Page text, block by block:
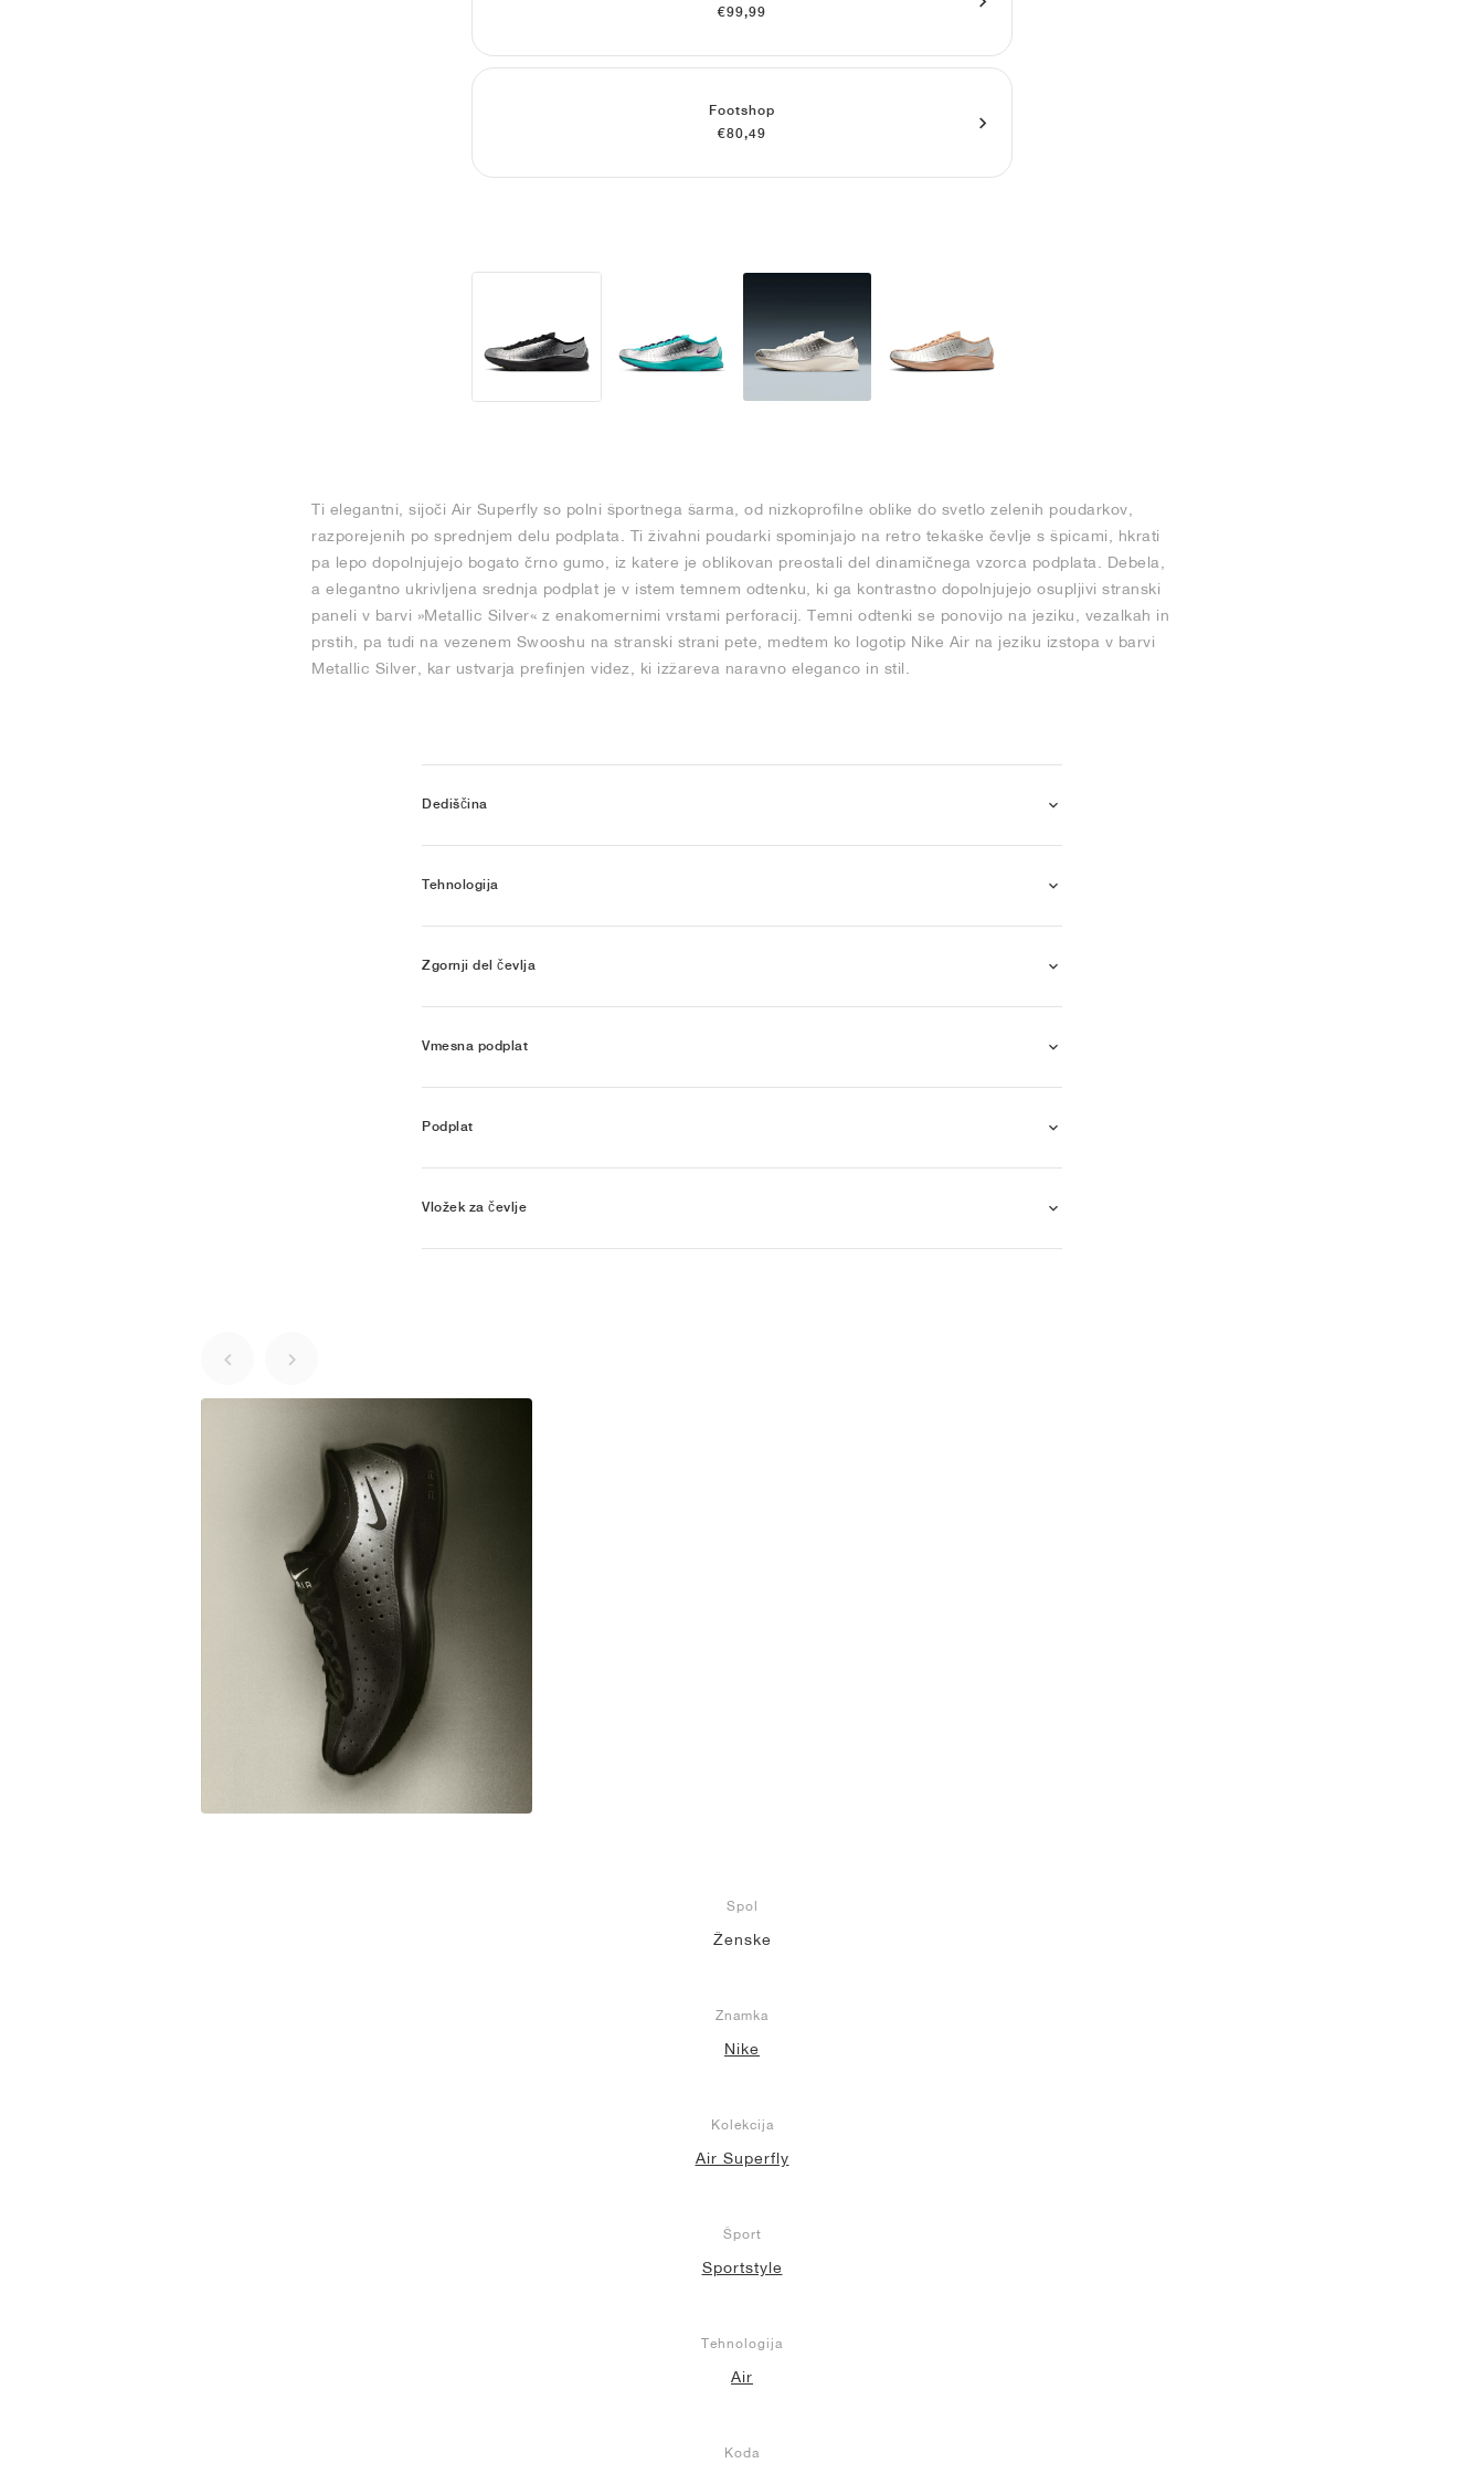
€99,99
Footshop
€80,49
Ti elegantni, sijoči Air Superfly so polni športnega šarma, od nizkoprofilne oblike do svetlo zelenih poudarkov,
razporejenih po sprednjem delu podplata. Ti živahni poudarki spominjajo na retro tekaške čevlje s špicami, hkrati
pa lepo dopolnjujejo bogato črno gumo, iz katere je oblikovan preostali del dinamičnega vzorca podplata. Debela,
a elegantno ukrivljena srednja podplat je v istem temnem odtenku, ki ga kontrastno dopolnjujejo osupljivi stranski
paneli v barvi »Metallic Silver« z enakomernimi vrstami perforacij. Temni odtenki se ponovijo na jeziku, vezalkah in
prstih, pa tudi na vezenem Swooshu na stranski strani pete, medtem ko logotip Nike Air na jeziku izstopa v barvi
Metallic Silver, kar ustvarja prefinjen videz, ki izžareva naravno eleganco in stil.
Dediščina
Tehnologija
Zgornji del čevlja
Vmesna podplat
Podplat
Vložek za čevlje
Spol
Ženske
Znamka
Nike
Kolekcija
Air Superfly
Šport
Sportstyle
Tehnologija
Air
Koda